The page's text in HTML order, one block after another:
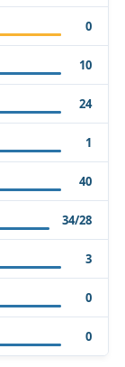
0
10
24
1
40
34/28
3
0
0